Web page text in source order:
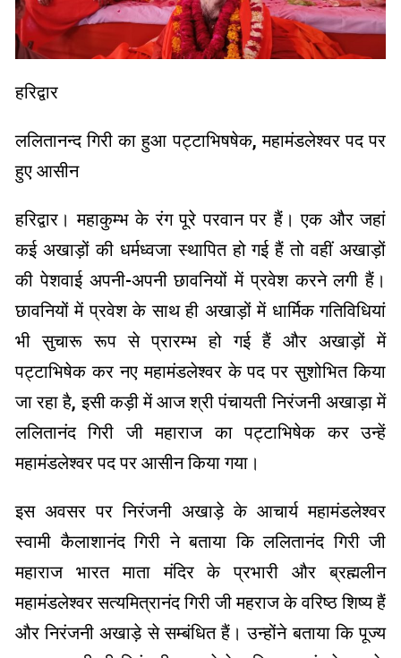
हरिद्वार
ललितानन्द गिरी का हुआ पट्टाभिषषेक, महामंडलेश्वर पद पर
हुए आसीन
हरिद्वार। महाकुम्भ के रंग पूरे परवान पर हैं। एक और जहां
कई अखाड़ों की धर्मध्वजा स्थापित हो गई हैं तो वहीं अखाड़ों
की पेशवाई अपनी-अपनी छावनियों में प्रवेश करने लगी हैं।
छावनियों में प्रवेश के साथ ही अखाड़ों में धार्मिक गतिविधियां
भी सुचारू रूप से प्रारम्भ हो गई हैं और अखाड़ों में
पट्टाभिषेक कर नए महामंडलेश्वर के पद पर सुशोभित किया
जा रहा है, इसी कड़ी में आज श्री पंचायती निरंजनी अखाड़ा में
ललितानंद गिरी जी महाराज का पट्टाभिषेक कर उन्हें
महामंडलेश्वर पद पर आसीन किया गया।
इस अवसर पर निरंजनी अखाड़े के आचार्य महामंडलेश्वर
स्वामी कैलाशानंद गिरी ने बताया कि ललितानंद गिरी जी
महाराज भारत माता मंदिर के प्रभारी और ब्रह्मलीन
महामंडलेश्वर सत्यमित्रानंद गिरी जी महराज के वरिष्ठ शिष्य हैं
और निरंजनी अखाड़े से सम्बंधित हैं। उन्होंने बताया कि पूज्य